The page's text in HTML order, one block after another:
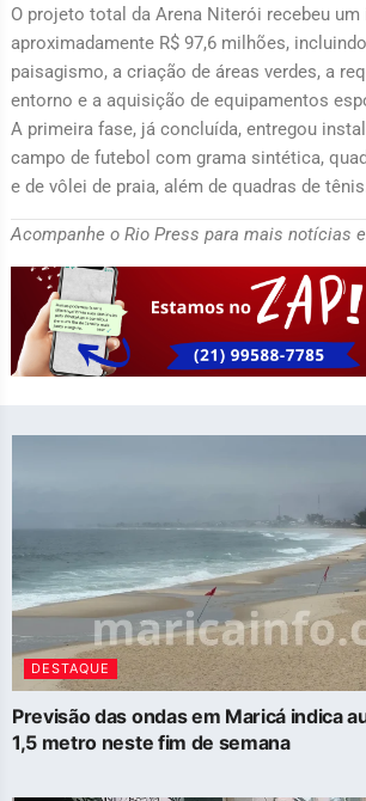
O projeto total da Arena Niterói recebeu
aproximadamente R$ 97,6 milhões,
paisagismo, a criação de áreas verdes, a
entorno e a aquisição de equipamentos
A primeira fase, já concluída, entregou
campo de futebol com grama sintética,
e de vôlei de praia, além de quadras de
Acompanhe o Rio Press para mais notícias
DESTAQUE
Previsão das ondas em Maricá indica
1,5 metro neste fim de semana